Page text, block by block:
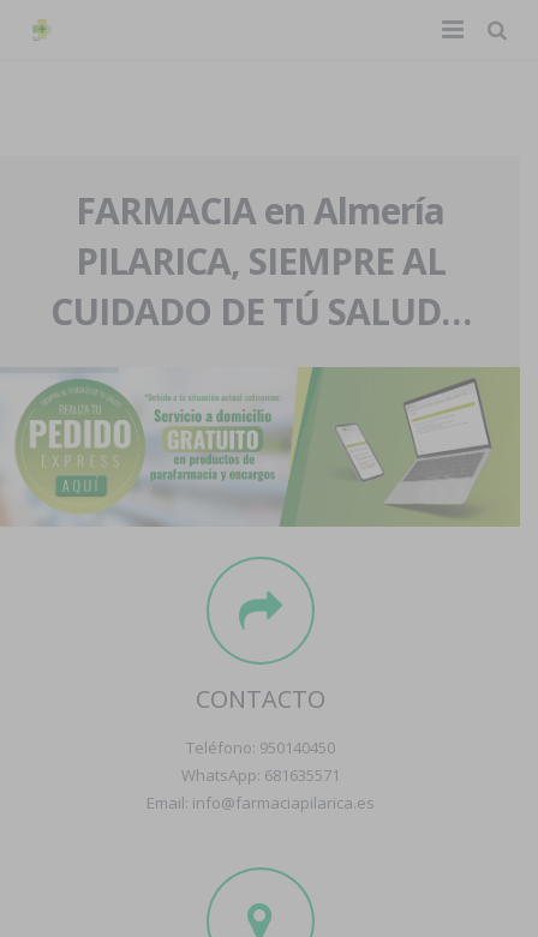
La farmacia
Nuestra historia
Nuestro equipo
Eventos
Servicios y reservas
Pedidos express
Blog
Contacto
Boletín
FARMACIA en Almería
PILARICA, SIEMPRE AL
CUIDADO DE TÚ SALUD…
CONTACTO
Teléfono: 950140450
WhatsApp: 681635571
Email: info@farmaciapilarica.es